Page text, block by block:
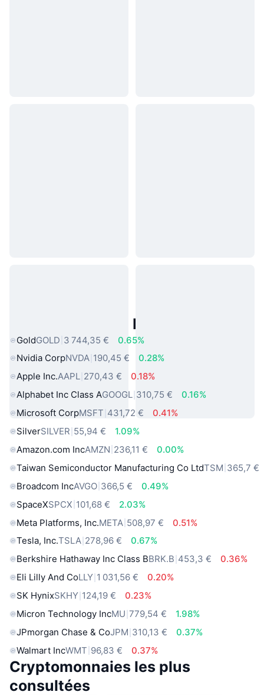
Actifs du Monde Réel Populaires
GoldGOLD 3 744,35 €
0.65%
Nvidia CorpNVDA 190,45 €
0.28%
Apple Inc.AAPL 270,43 €
0.18%
Alphabet Inc Class AGOOGL 310,75 €
0.16%
Microsoft CorpMSFT 431,72 €
0.41%
SilverSILVER 55,94 €
1.09%
Amazon.com IncAMZN 236,11 €
0.00%
Taiwan Semiconductor Manufacturing Co LtdTSM 365,7 €
Broadcom IncAVGO 366,5 €
0.49%
SpaceXSPCX 101,68 €
2.03%
Meta Platforms, Inc.META 508,97 €
0.51%
Tesla, Inc.TSLA 278,96 €
0.67%
Berkshire Hathaway Inc Class BBRK.B 453,3 €
0.36%
Eli Lilly And CoLLY 1 031,56 €
0.20%
SK HynixSKHY 124,19 €
0.23%
Micron Technology IncMU 779,54 €
1.98%
JPmorgan Chase & CoJPM 310,13 €
0.37%
Walmart IncWMT 96,83 € 0.37%
Cryptomonnaies les plus
consultées